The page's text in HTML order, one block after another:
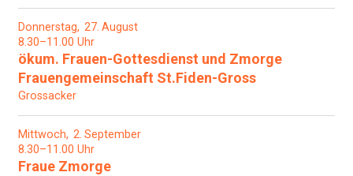
Donnerstag 27 August
8.30–11.00 Uhr
ökum. Frauen-Gottesdienst und Zmorge
Frauengemeinschaft St.Fiden-Gross
Grossacker
Mittwoch 2 September
8.30–11.00 Uhr
Fraue Zmorge